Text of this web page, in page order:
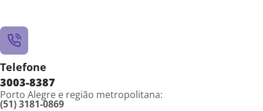
Telefone
3003-8387
Porto Alegre e região metropolitana:
(51) 3181-0869